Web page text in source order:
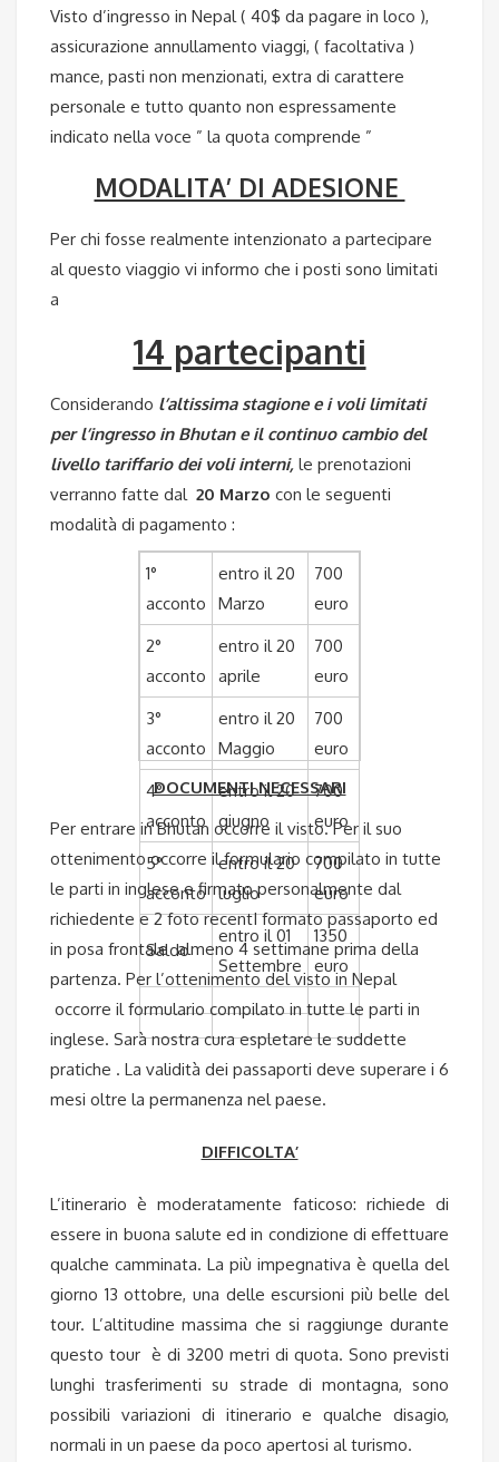
Visto d’ingresso in Nepal ( 40$ da pagare in loco ),
assicurazione annullamento viaggi, ( facoltativa )
mance, pasti non menzionati, extra di carattere
personale e tutto quanto non espressamente
indicato nella voce ” la quota comprende ”
MODALITA’ DI ADESIONE
Per chi fosse realmente intenzionato a partecipare
al questo viaggio vi informo che i posti sono limitati
a
14 partecipanti
Considerando l’altissima stagione e i voli limitati
per l’ingresso in Bhutan e il continuo cambio del
livello tariffario dei voli interni, le prenotazioni
verranno fatte dal 20 Marzo con le seguenti
modalità di pagamento :
1°
acconto
entro il 20
Marzo
700
euro
2°
acconto
entro il 20
aprile
700
euro
3°
acconto
entro il 20
Maggio
700
euro
4°
acconto
entro il 20
giugno
700
euro
5°
acconto
entro il 20
luglio
700
euro
Saldo
entro il 01
Settembre
1350
euro
DOCUMENTI NECESSARI
Per entrare in Bhutan occorre il visto. Per il suo
ottenimento occorre il formulario compilato in tutte
le parti in inglese e firmato personalmente dal
richiedente e 2 foto recentI formato passaporto ed
in posa frontale almeno 4 settimane prima della
partenza. Per l’ottenimento del visto in Nepal
occorre il formulario compilato in tutte le parti in
inglese. Sarà nostra cura espletare le suddette
pratiche . La validità dei passaporti deve superare i 6
mesi oltre la permanenza nel paese.
DIFFICOLTA’
L’itinerario è moderatamente faticoso: richiede di
essere in buona salute ed in condizione di effettuare
qualche camminata. La più impegnativa è quella del
giorno 13 ottobre, una delle escursioni più belle del
tour. L’altitudine massima che si raggiunge durante
questo tour è di 3200 metri di quota. Sono previsti
lunghi trasferimenti su strade di montagna, sono
possibili variazioni di itinerario e qualche disagio,
normali in un paese da poco apertosi al turismo.